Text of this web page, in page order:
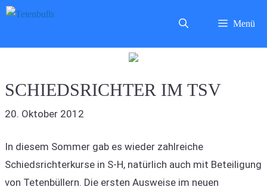
Zum
Menü
SCHIEDSRICHTER IM TSV
20. Oktober 2012
In diesem Sommer gab es wieder zahlreiche
Schiedsrichterkurse in S-H, natürlich auch mit Beteiligung
von Tetenbüllern. Die ersten Ausweise im neuen